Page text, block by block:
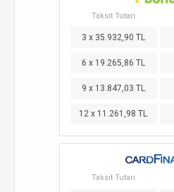
Taksit Tutarı
3 x 35.932,90 TL
6 x 19.265,86 TL
9 x 13.847,03 TL
12 x 11.261,98 TL
Taksit Tutarı